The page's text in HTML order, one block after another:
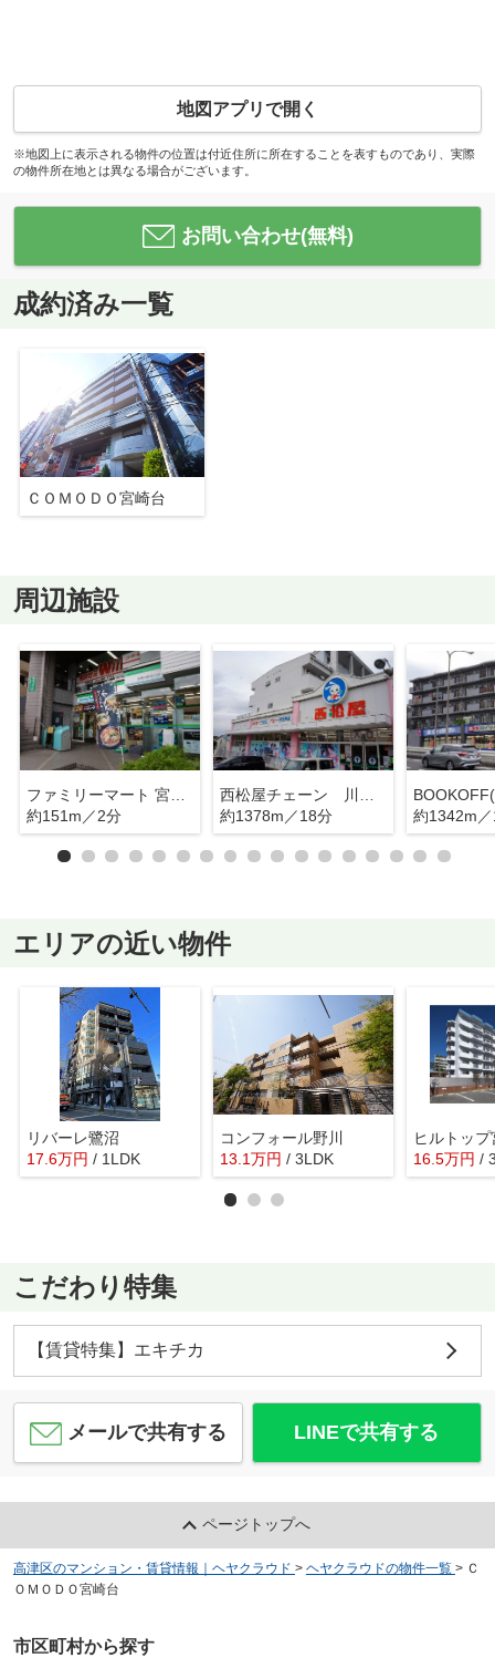
地図アプリで開く
※地図上に表示される物件の位置は付近住所に所在することを表すものであり、実際
の物件所在地とは異なる場合がございます。
お問い合わせ(無料)
成約済み一覧
ＣＯＭＯＤＯ宮崎台
周辺施設
ファミリーマート 宮崎台駅北口店
約151m／2分
約1378m／18分
約1342m
エリアの近い物件
リバーレ鷺沼
17.6万円 / 1LDK
コンフォール野川
13.1万円 / 3LDK
ヒルトップ
16.5万円 /
こだわり特集
【賃貸特集】エキチカ
メールで共有する LINEで共有する
ページトップへ
高津区のマンション・賃貸情報｜ヘヤクラウド > ヘヤクラウドの物件一覧 > Ｃ
ＯＭＯＤＯ宮崎台
市区町村から探す